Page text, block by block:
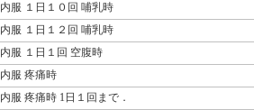
内服 １日１０回 哺乳時
内服 １日１２回 哺乳時
内服 １日１回 空腹時
内服 疼痛時
内服 疼痛時 1日１回まで．